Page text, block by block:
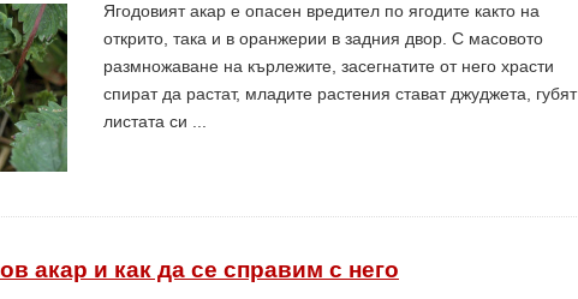
Ягодовият акар е опасен вредител по ягодите както на
открито, така и в оранжерии в задния двор. С масовото
размножаване на кърлежите, засегнатите от него храсти
спират да растат, младите растения стават джуджета, губят
листата си ...
акар и как да се справим с него